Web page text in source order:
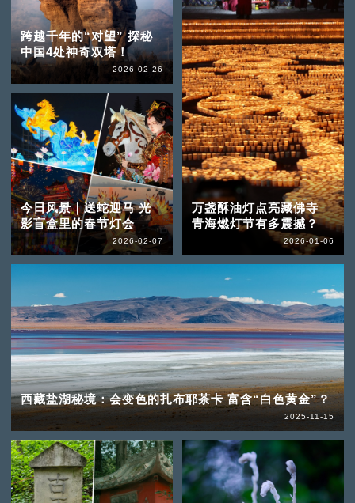
跨越千年的“对望” 探秘
中国4处神奇双塔！
2026-02-26
今日风景｜送蛇迎马 光
影盲盒里的春节灯会
2026-02-07
万盏酥油灯点亮藏佛寺
青海燃灯节有多震撼？
2026-01-06
西藏盐湖秘境：会变色的扎布耶茶卡 富含“白色黄金”？
2025-11-15